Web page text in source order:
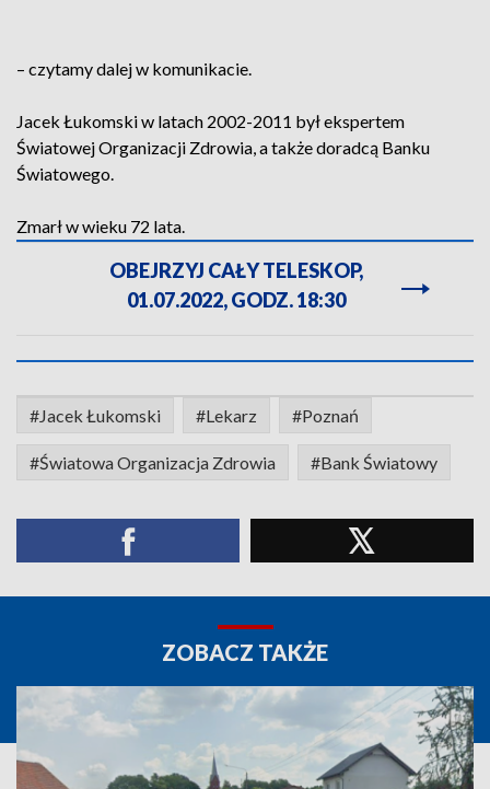
– czytamy dalej w komunikacie.
Jacek Łukomski w latach 2002-2011 był ekspertem
Światowej Organizacji Zdrowia, a także doradcą Banku
Światowego.
Zmarł w wieku 72 lata.
OBEJRZYJ CAŁY TELESKOP,
01.07.2022, GODZ. 18:30
#Jacek Łukomski #Lekarz #Poznań
#Światowa Organizacja Zdrowia #Bank Światowy
ZOBACZ TAKŻE